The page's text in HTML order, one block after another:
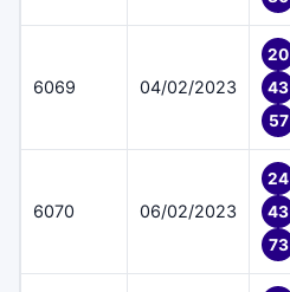
6069 04/02/2023
20
43
57
6070 06/02/2023
24
43
73